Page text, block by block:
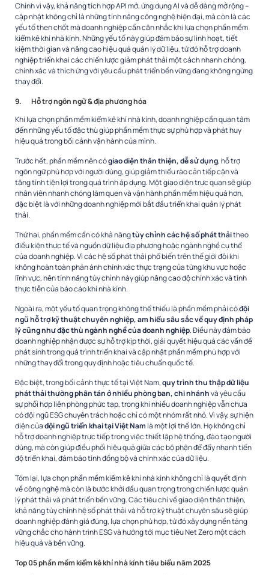
Chính vì vậy, khả năng tích hợp API mở, ứng dụng AI và dễ dàng mở rộng –
cập nhật không chỉ là những tính năng công nghệ hiện đại, mà còn là các
yếu tố then chốt mà doanh nghiệp cần cân nhắc khi lựa chọn phần mềm
kiểm kê khí nhà kính. Những yếu tố này giúp đảm bảo sự linh hoạt, tiết
kiệm thời gian và nâng cao hiệu quả quản lý dữ liệu, từ đó hỗ trợ doanh
nghiệp triển khai các chiến lược giảm phát thải một cách nhanh chóng,
chính xác và thích ứng với yêu cầu phát triển bền vững đang không ngừng
thay đổi.
9. Hỗ trợ ngôn ngữ & địa phương hóa
Khi lựa chọn phần mềm kiểm kê khí nhà kính, doanh nghiệp cần quan tâm
đến những yếu tố đặc thù giúp phần mềm thực sự phù hợp và phát huy
hiệu quả trong bối cảnh vận hành của mình.
Trước hết, phần mềm nên cógiao diện thân thiện, dễ sử dụng, hỗ trợ
ngôn ngữ phù hợp với người dùng, giúp giảm thiểu rào cản tiếp cận và
tăng tính tiện lợi trong quá trình áp dụng. Một giao diện trực quan sẽ giúp
nhân viên nhanh chóng làm quen và vận hành phần mềm hiệu quả hơn,
đặc biệt là với những doanh nghiệp mới bắt đầu triển khai quản lý phát
thải.
Thứ hai, phần mềm cần có khả năngtùy chỉnh các hệ số phát thảitheo
điều kiện thực tế và nguồn dữ liệu địa phương hoặc ngành nghề cụ thể
của doanh nghiệp. Vì các hệ số phát thải phổ biến trên thế giới đôi khi
không hoàn toàn phản ánh chính xác thực trạng của từng khu vực hoặc
lĩnh vực, nên tính năng tùy chỉnh này giúp nâng cao độ chính xác và tính
thực tiễn của báo cáo khí nhà kính.
Ngoài ra, một yếu tố quan trọng không thể thiếu là phần mềm phải cóđội
ngũ hỗ trợ kỹ thuật chuyên nghiệp, am hiểu sâu sắc về quy định pháp
lý cũng như đặc thù ngành nghề của doanh nghiệp. Điều này đảm bảo
doanh nghiệp nhận được sự hỗ trợ kịp thời, giải quyết hiệu quả các vấn đề
phát sinh trong quá trình triển khai và cập nhật phần mềm phù hợp với
những thay đổi trong quy định hoặc tiêu chuẩn quốc tế.
Đặc biệt, trong bối cảnh thực tế tại Việt Nam,quy trình thu thập dữ liệu
phát thải thường phân tán ở nhiều phòng ban, chi nhánhvà yêu cầu
sự phối hợp liên phòng phức tạp, trong khi nhiều doanh nghiệp vẫn chưa
có đội ngũ ESG chuyên trách hoặc chỉ có một nhóm rất nhỏ. Vì vậy, sự hiện
diện củađội ngũ triển khai tại Việt Nam là một lợi thế lớn. Họ không chỉ
hỗ trợ doanh nghiệp trực tiếp trong việc thiết lập hệ thống, đào tạo người
dùng, mà còn giúp điều phối hiệu quả giữa các bộ phận để đẩy nhanh tiến
độ triển khai, đảm bảo tính đồng bộ và chính xác của dữ liệu.
Tóm lại, lựa chọn phần mềm kiểm kê khí nhà kính không chỉ là quyết định
về công nghệ mà còn là bước khởi đầu quan trọng trong chiến lược quản
lý phát thải và phát triển bền vững. Các tiêu chí về giao diện thân thiện,
khả năng tùy chỉnh hệ số phát thải và hỗ trợ kỹ thuật chuyên sâu sẽ giúp
doanh nghiệp đánh giá đúng, lựa chọn phù hợp, từ đó xây dựng nền tảng
vững chắc cho hành trình ESG và hướng tới mục tiêu Net Zero một cách
hiệu quả và bền vững.
Top 05 phần mềm kiểm kê khí nhà kính tiêu biểu năm 2025